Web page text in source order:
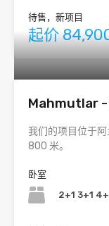
待售，新项目
起价
Mahmutlar -
我们的项目位于
800 米。
卧室
2+1 3+1